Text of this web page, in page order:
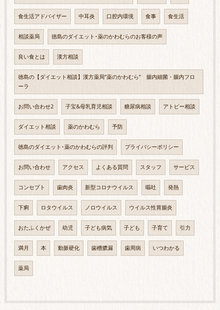
食生活アドバイザー 中耳炎 口腔内環境 食事 食生活
相談薬局 徳島のダイエット･薬のかわむらのお客様の声
良い食とは 漢方相談
徳島の【ダイエット相談】漢方薬局”薬のかわむら” 腸内細菌・腸内フロ
ーラ
お問い合わせ2 子宝&母乳育児相談 糖尿病相談 アトピー相談
ダイエット相談 薬のかわむら 予防
徳島のダイエット･薬のかわむらの評判 プライバシーポリシー
お問い合わせ アクセス よくある質問 スタッフ サービス
コンセプト 歯肉炎 新型コロナウイルス 嘔吐 発熱
下痢 ロタウイルス ノロウイルス ウイルス性胃腸炎
おたふくかぜ 幼児 子ども病気 子ども 子育て 引力
満月 本 動脈硬化 歯槽膿漏 歯周病 いつわかる
薬局